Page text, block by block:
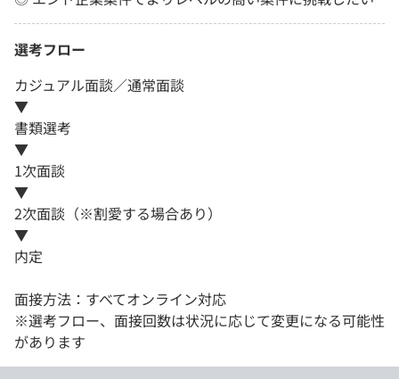
選考フロー
カジュアル面談／通常面談
▼
書類選考
▼
1次面談
▼
2次面談（※割愛する場合あり）
▼
内定
面接方法：すべてオンライン対応
※選考フロー、面接回数は状況に応じて変更になる可能性
があります